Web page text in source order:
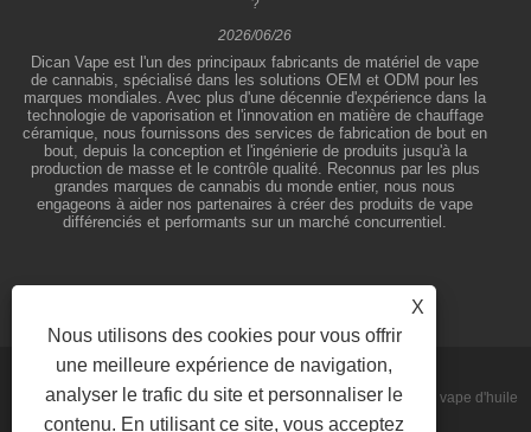
2026/06/26
Dican Vape est l'un des principaux fabricants de matériel de vape
de cannabis, spécialisé dans les solutions OEM et ODM pour les
marques mondiales. Avec plus d'une décennie d'expérience dans la
technologie de vaporisation et l'innovation en matière de chauffage
céramique, nous fournissons des services de fabrication de bout en
bout, depuis la conception et l'ingénierie de produits jusqu'à la
production de masse et le contrôle qualité. Reconnus par les plus
grandes marques de cannabis du monde entier, nous nous
engageons à aider nos partenaires à créer des produits de vape
différenciés et performants sur un marché concurrentiel.
Copyright © 2026 Shenzhen Dican Technology Co., Ltd. - Stylos à vape d'huile
X
Nous utilisons des cookies pour vous offrir
une meilleure expérience de navigation,
analyser le trafic du site et personnaliser le
contenu. En utilisant ce site, vous acceptez